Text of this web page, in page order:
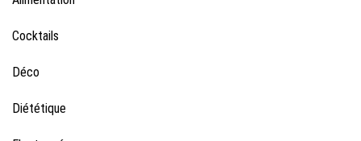
Cocktails
Déco
Diététique